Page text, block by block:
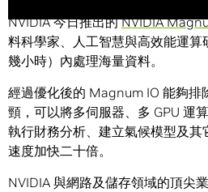
NVIDIA 今日推出的NVIDIA
料科學家、人工智慧與高效能運
幾小時）內處理海量資料。
經過優化後的 Magnum IO 能夠排
頸，可以將多伺服器、多 GPU 運
執行財務分析、建立氣候模型及其
速度加快二十倍。
NVIDIA 與網路及儲存領域的頂尖